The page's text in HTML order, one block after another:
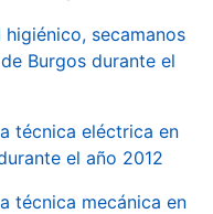
secamanos
Burgos durante el
técnica eléctrica en
el año 2012
técnica mecánica en